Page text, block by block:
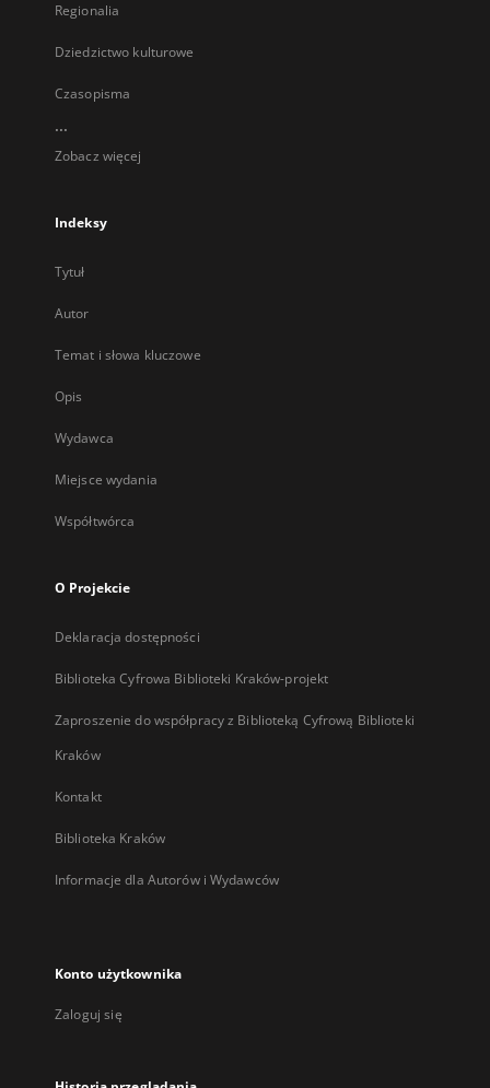
Regionalia
Dziedzictwo kulturowe
Czasopisma
...
Zobacz więcej
Indeksy
Tytuł
Autor
Temat i słowa kluczowe
Opis
Wydawca
Miejsce wydania
Współtwórca
O Projekcie
Deklaracja dostępności
Biblioteka Cyfrowa Biblioteki Kraków-projekt
Zaproszenie do współpracy z Biblioteką Cyfrową Biblioteki
Kraków
Kontakt
Biblioteka Kraków
Informacje dla Autorów i Wydawców
Konto użytkownika
Zaloguj się